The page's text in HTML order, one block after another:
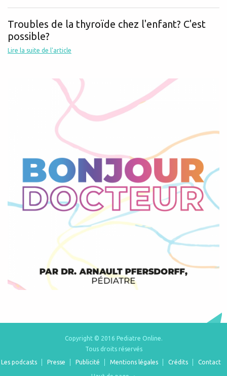
Troubles de la thyroïde chez l'enfant? C'est
possible?
Lire la suite de l'article
Copyright © 2016 Pediatre Online.
Tous droits réservés
Les podcasts
Presse Publicité Mentions légales Crédits Contact